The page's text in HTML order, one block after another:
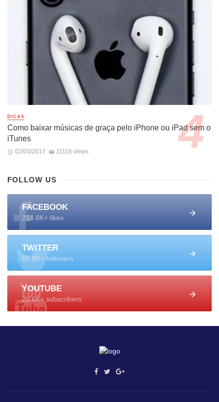
DICAS
Como baixar músicas de graça pelo iPhone ou iPad sem o
iTunes
02/03/2017 11116 views
FOLLOW US
FACEBOOK
214.8K+ likes
TWITTER
65.8K+ followers
YOUTUBE
20.6K+ subscribers